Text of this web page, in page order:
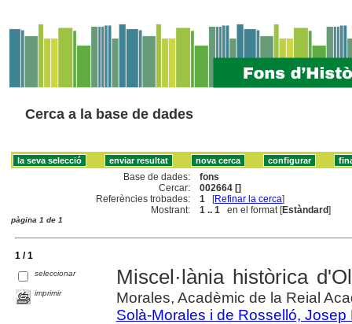
Cerca a la base de dades
Base de dades:
fons
Cercar:
002664 []
Referències trobades:
1 [Refinar la cerca]
Mostrant:
1 .. 1 en el format [Estàndard]
pàgina 1 de 1
1 / 1
seleccionar
imprimir
Miscel·lània històrica
Morales, Acadèmic de la Reial
Solà-Morales i de Rosselló, Josep